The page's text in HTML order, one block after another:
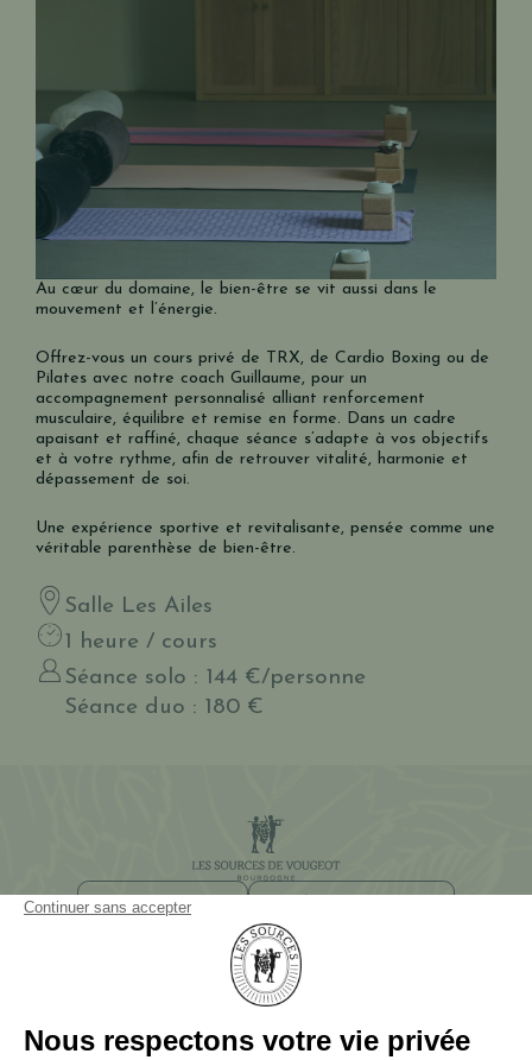
Au cœur du domaine, le bien-être se vit aussi dans le
mouvement et l’énergie.
Offrez-vous un cours privé de TRX, de Cardio Boxing ou de
Pilates avec notre coach Guillaume, pour un
accompagnement personnalisé alliant renforcement
musculaire, équilibre et remise en forme. Dans un cadre
apaisant et raffiné, chaque séance s’adapte à vos objectifs
et à votre rythme, afin de retrouver vitalité, harmonie et
dépassement de soi.
Une expérience sportive et revitalisante, pensée comme une
véritable parenthèse de bien-être.
Salle Les Ailes
1 heure / cours
Séance solo : 144 €/personne
Séance duo : 180 €
NEWSLETTER ACCÈS ET CONTACT